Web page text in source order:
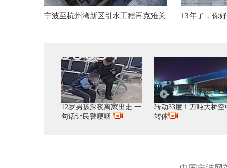
宁波至杭州湾新区引水工程再克难关 13年了，你
12岁男孩深夜离家出走 一
句话让民警哽咽
转动33度！万吨大桥空
转体